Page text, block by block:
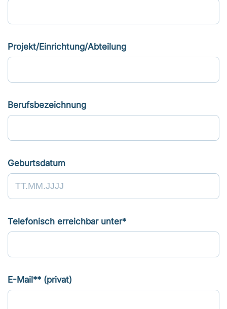
Projekt/Einrichtung/Abteilung
Berufsbezeichnung
Geburtsdatum
Telefonisch erreichbar unter*
E-Mail** (privat)